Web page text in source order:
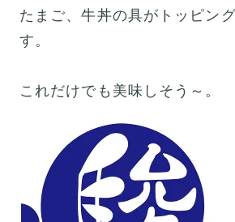
たまご、牛丼の具がトッピン
す。
これだけでも美味しそう～。